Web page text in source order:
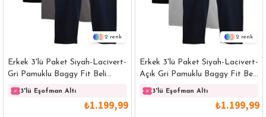
2
Erkek 3'lü Paket Siyah-Lacivert-
Gri Pamuklu Baggy Fit Beli
Bağcıklı Yan Cepli Örme
Eşofman Altı
3'lü Eşofman Altı
₺1.199,99
2
Erkek 3'lü Paket Siyah-Lacivert-
Açık Gri Pamuklu Baggy Fit Beli
Bağcıklı Yan Cepli Örme
Eşofman Altı
3'lü Eşofman Altı
₺1.199,99